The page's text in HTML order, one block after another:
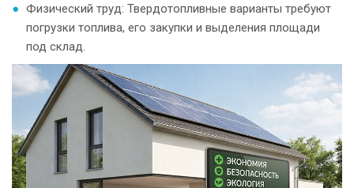
Физический труд: Твердотопливные варианты требуют
погрузки топлива, его закупки и выделения площади
под склад.